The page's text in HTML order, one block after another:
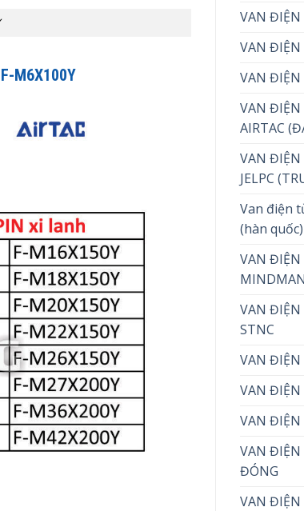
M6X100Y
VAN ĐIỆN
VAN
VAN ĐIỆN
VAN ĐIỆN
AIRTAC
VAN ĐIỆN
JELPC
Van điện
(hàn quốc)
VAN ĐIỆN
VAN ĐIỆN
STNC
VAN ĐIỆN
VAN
VAN ĐIỆN
VAN
ĐÓNG
VAN